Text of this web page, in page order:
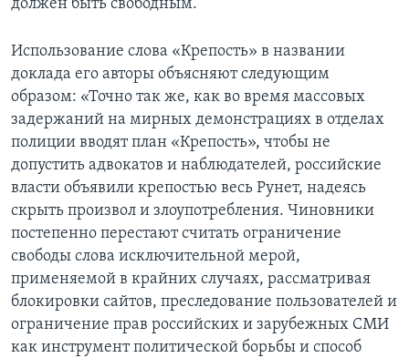
должен быть свободным.
Использование слова «Крепость» в названии
доклада его авторы объясняют следующим
образом: «Точно так же, как во время массовых
задержаний на мирных демонстрациях в отделах
полиции вводят план «Крепость», чтобы не
допустить адвокатов и наблюдателей, российские
власти объявили крепостью весь Рунет, надеясь
скрыть произвол и злоупотребления. Чиновники
постепенно перестают считать ограничение
свободы слова исключительной мерой,
применяемой в крайних случаях, рассматривая
блокировки сайтов, преследование пользователей и
ограничение прав российских и зарубежных СМИ
как инструмент политической борьбы и способ